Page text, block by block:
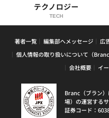
テクノロジー
TECH
著者一覧 編集部へメッセージ 広
個人情報の取り扱いについて（Branc
会社概要
イ
Branc（ブラン
場）の運営するサ
証券コード：